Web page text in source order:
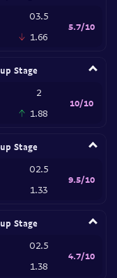
O3.5
1.66
5.7/10
Stage
2
1.88
10/10
Stage
O2.5
1.33
9.5/10
Stage
O2.5
1.38
4.7/10